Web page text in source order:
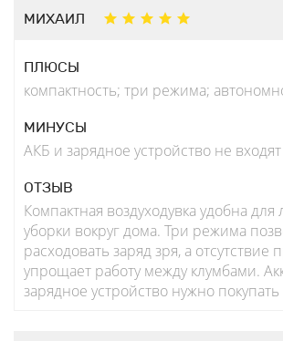
МИХАИЛ
ПЛЮСЫ
компактность; три режима;
МИНУСЫ
АКБ и зарядное устройство не
ОТЗЫВ
Компактная воздуходувка удобна для
уборки вокруг дома. Три режима
расходовать заряд зря, а отсутствие
упрощает работу между клумбами.
зарядное устройство нужно